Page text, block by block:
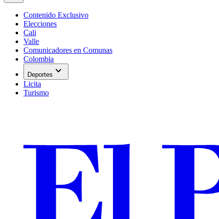
Contenido Exclusivo
Elecciones
Cali
Valle
Comunicadores en Comunas
Colombia
Deportes expand_more
Licita
Turismo